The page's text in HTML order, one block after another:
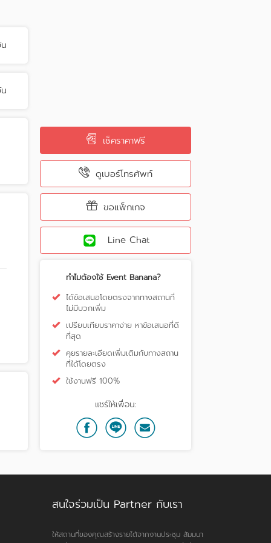
เช็คราคาฟรี
ดูเบอร์โทรศัพท์
ขอแพ็กเกจ
Line Chat
ทำไมต้องใช้ Event Banana?
ได้ข้อเสนอโดยตรงจากทางสถานที่
ไม่มีบวกเพิ่ม
เปรียบเทียบราคาง่าย หาข้อเสนอที่ดี
ที่สุด
คุยรายละเอียดเพิ่มเติมกับทางสถาน
ที่ได้โดยตรง
ใช้งานฟรี 100%
แชร์ให้เพื่อน:
สนใจร่วมเป็น Partner กับเรา
ให้สถานที่ของคุณสร้างรายได้จากงานประชุม สัมมนา